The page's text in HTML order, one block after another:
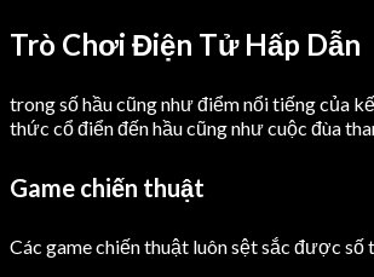
Trò Chơi Điện Tử Hấp Dẫn
trong số hầu cũng như điểm nổi tiếng của
thức cổ điển đến hầu cũng như cuộc đùa
Game chiến thuật
Các game chiến thuật luôn sệt sắc được số